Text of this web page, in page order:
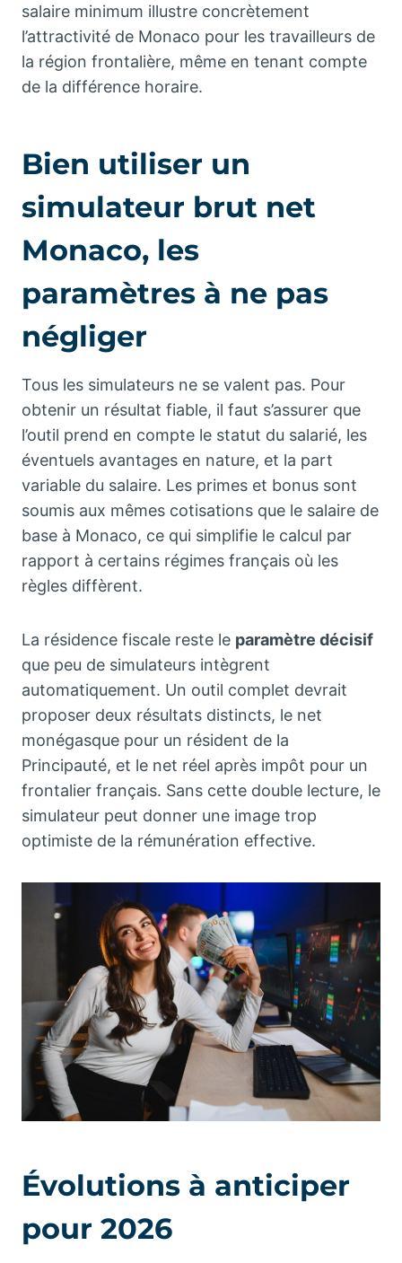
salaire minimum illustre concrètement
l’attractivité de Monaco pour les travailleurs de
la région frontalière, même en tenant compte
de la différence horaire.
Bien utiliser un
simulateur brut net
Monaco, les
paramètres à ne pas
négliger
Tous les simulateurs ne se valent pas. Pour
obtenir un résultat fiable, il faut s’assurer que
l’outil prend en compte le statut du salarié, les
éventuels avantages en nature, et la part
variable du salaire. Les primes et bonus sont
soumis aux mêmes cotisations que le salaire de
base à Monaco, ce qui simplifie le calcul par
rapport à certains régimes français où les
règles diffèrent.
La résidence fiscale reste le paramètre décisif
que peu de simulateurs intègrent
automatiquement. Un outil complet devrait
proposer deux résultats distincts, le net
monégasque pour un résident de la
Principauté, et le net réel après impôt pour un
frontalier français. Sans cette double lecture, le
simulateur peut donner une image trop
optimiste de la rémunération effective.
Évolutions à anticiper
pour 2026